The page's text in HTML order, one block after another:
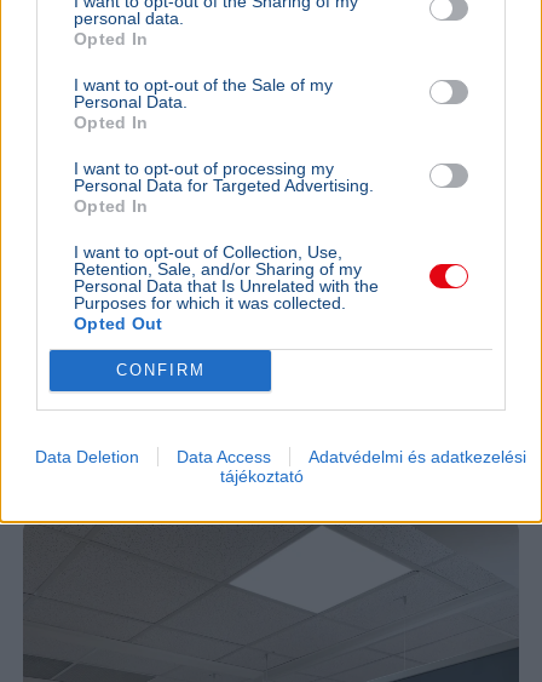
personal data.
Opted In
I want to opt-out of the Sale of my
Personal Data.
Opted In
I want to opt-out of processing my
Personal Data for Targeted Advertising.
Opted In
I want to opt-out of Collection, Use,
Retention, Sale, and/or Sharing of my
Personal Data that Is Unrelated with the
Purposes for which it was collected.
Opted Out
CONFIRM
Data Deletion Data Access
Adatvédelmi és adatkezelési
tájékoztató
Magyarország Aszály Atomerőmű Gazdaság
A Hol a delej? nevű interaktív oldal folyamatosan frissülő
adatokkal mutatja Magyarország áramfogyasztását,
termelését és importját az energiaválság idején.
Bővebben...
Orosz szerverekről érkező kibertámadás érte
a Magyar Államkincstárat